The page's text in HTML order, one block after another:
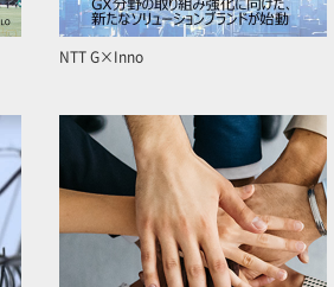
NTT G×Inno